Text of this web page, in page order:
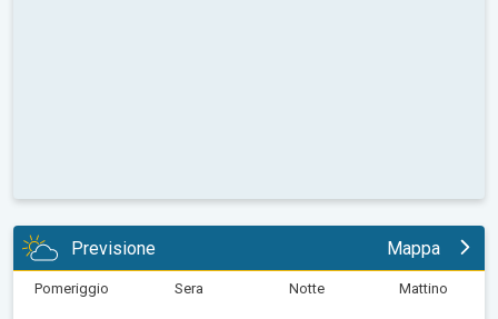
Previsione Mappa
Pomeriggio Sera Notte Mattino